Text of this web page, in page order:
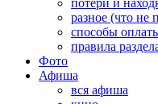
потери и
разное (что не
способы
правила
Фото
Афиша
вся афиша